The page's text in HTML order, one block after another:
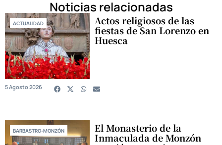
Noticias relacionadas
ACTUALIDAD Actos religiosos de las
fiestas de San Lorenzo en
Huesca
5 Agosto 2026
BARBASTRO-MONZÓN El Monasterio de la
Inmaculada de Monzón